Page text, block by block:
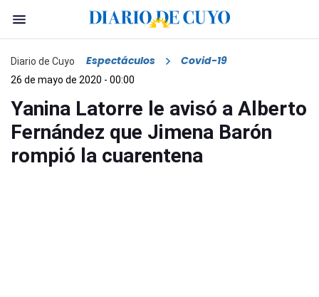
Diario de Cuyo Espectáculos Covid-19
26 de mayo de 2020 - 00:00
Yanina Latorre le avisó a Alberto
Fernández que Jimena Barón
rompió la cuarentena